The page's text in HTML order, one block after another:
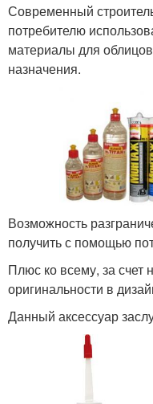
Современный
потребителю
материалы для
назначения.
Возможность
получить с помощью
Плюс ко всему, за счет
оригинальности в
Данный аксессуар